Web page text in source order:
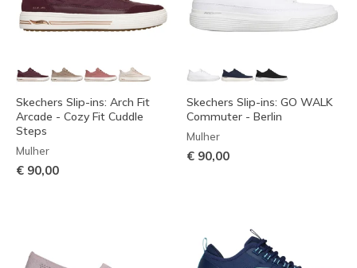
Skechers Slip-ins: Arch Fit
Arcade - Cozy Fit Cuddle
Steps
Mulher
€ 90,00
Skechers Slip-ins: GO WALK
Commuter - Berlin
Mulher
€ 90,00